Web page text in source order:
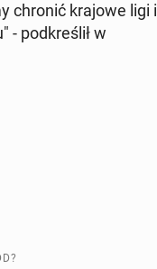
chronić krajowe ligi i
- pod­kreślił w